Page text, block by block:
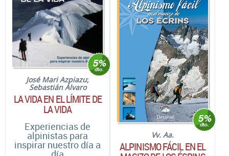
José Mari Azpiazu;
Sebastián Álvaro
LA VIDA EN EL LÍMITE DE
LA VIDA
Experiencias de
alpinistas para
inspirar nuestro día a
Vv. Aa.
ALPINISMO FÁCIL EN EL